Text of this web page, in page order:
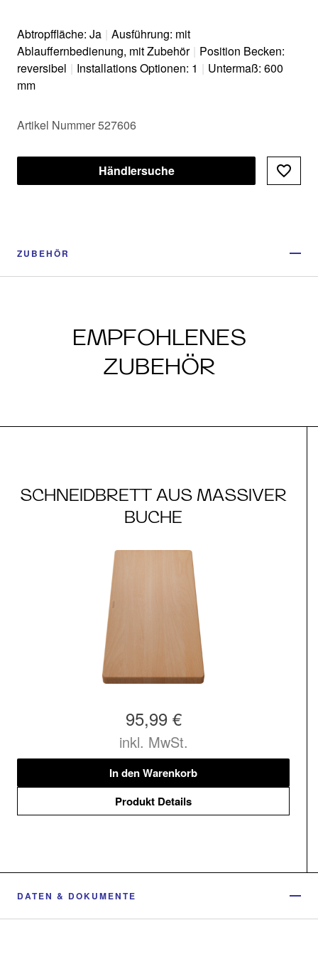
Abtropffläche: Ja | Ausführung: mit
Ablauffernbedienung, mit Zubehör | Position Becken:
reversibel | Installations Optionen: 1 | Untermaß: 600
mm
Artikel Nummer 527606
Händlersuche
ZUBEHÖR
EMPFOHLENES
ZUBEHÖR
SCHNEIDBRETT AUS MASSIVER
BUCHE
95,99 €
inkl. MwSt.
In den Warenkorb
Produkt Details
DATEN & DOKUMENTE